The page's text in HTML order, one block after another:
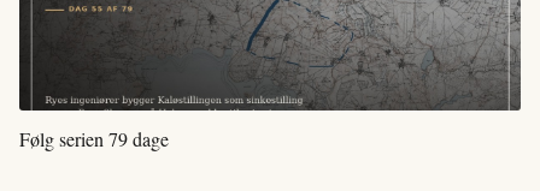
Følg serien 79 dage